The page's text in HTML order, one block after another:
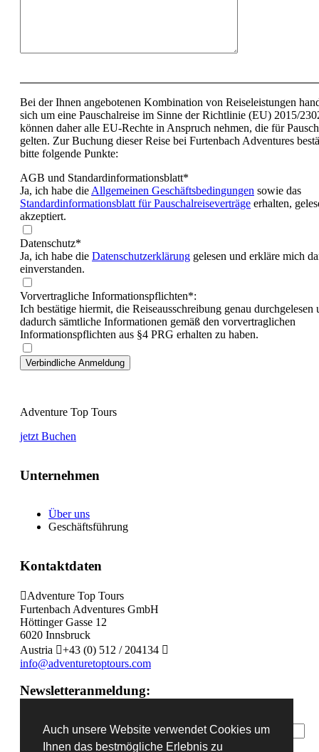
Auch unsere Website verwendet Cookies um
Ihnen das bestmögliche Erlebnis zu
Italien
Val Maira
Kroatien
Madeira
Russland
Amerika
Kanada
Kuba
Bhutan
Nepal Annapurna
Nepal Mustang
Afrika
Kilimanjaro
Griechenland
Kuba
Service
AGB
Gutschein schenken
Buchung & Zahlung
Frühbucherrabatt
Unsere Partner
Checkliste
Messeauftritte
Levelbewertung
Impressum
Kontakt
Newsletter
Bei der Ihnen angebotenen Kombination von Reiseleistungen
sich um eine Pauschalreise im Sinne der Richtlinie (EU) 2015/
können daher alle EU-Rechte in Anspruch nehmen, die für
gelten. Zur Buchung dieser Reise bei Furtenbach Adventures
bitte folgende Punkte:
AGB und Standardinformationsblatt*
Ja, ich habe die Allgemeinen Geschäftsbedingungen sowie das
Standardinformationsblatt für Pauschalreiseverträge erhalten,
akzeptiert.
Datenschutz*
Ja, ich habe die Datenschutzerklärung gelesen und erkläre mich
einverstanden.
Vorvertragliche Informationspflichten*:
Ich bestätige hiermit, die Reiseausschreibung genau durchgelesen
dadurch sämtliche Informationen gemäß den vorvertraglichen
Informationspflichten aus §4 PRG erhalten zu haben.
Adventure Top Tours
jetzt Buchen
Unternehmen
Über uns
Geschäftsführung
Kontaktdaten
Adventure Top Tours
Furtenbach Adventures GmbH
Höttinger Gasse 12
6020 Innsbruck
Austria
+43 (0) 512 / 204134
info@adventuretoptours.com
Newsletteranmeldung: